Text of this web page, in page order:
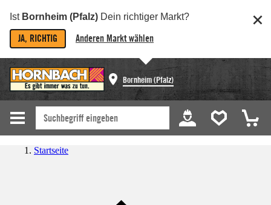
Ist Bornheim (Pfalz) Dein richtiger Markt?
JA, RICHTIG Anderen Markt wählen
Bornheim (Pfalz)
Startseite